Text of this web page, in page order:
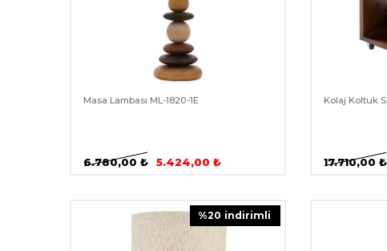
Masa Lambası ML-1820-1E
6.780,00 ₺ 5.424,00 ₺
Kolaj Koltuk
17.710,00 ₺
%20 i̇ndirimli